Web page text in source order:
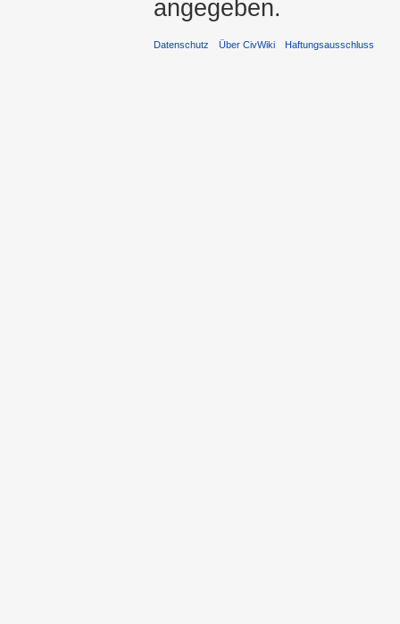
angegeben.
Datenschutz Über CivWiki Haftungsausschluss